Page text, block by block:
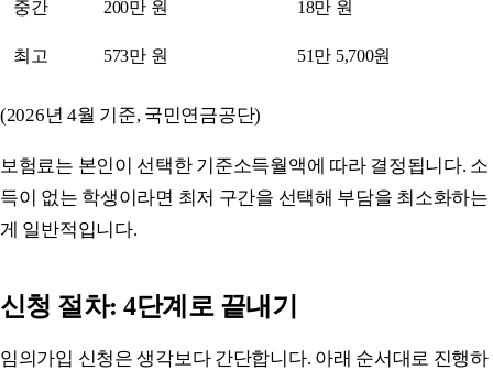
중간 200만 원 18만 원
최고 573만 원 51만 5,700원
(2026년 4월 기준, 국민연금공단)
보험료는 본인이 선택한 기준소득월액에 따라 결정됩니다. 소
득이 없는 학생이라면 최저 구간을 선택해 부담을 최소화하는
게 일반적입니다.
신청 절차: 4단계로 끝내기
임의가입 신청은 생각보다 간단합니다. 아래 순서대로 진행하